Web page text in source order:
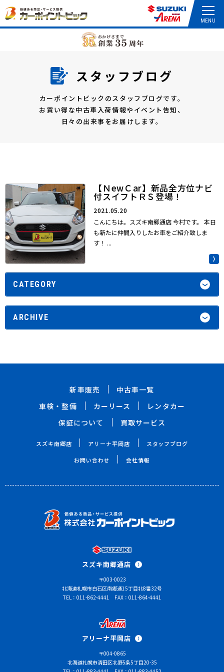
スタッフブログ
カーポイントビックのスタッフブログです。
お買い得な中古車入荷情報やイベント告知、
日々の出来事をお届けします。
【ＮewＣar】新品全方位ナビ
付スイフトＲＳ登場！
2021.05.20
こんにちは。スズキ南郷通店 今村です。 本日
も新たに仲間入りしたお車をご紹介致しま
す！ ...
CATEGORY
ARCHIVE
新車販売
中古車一覧
車検・整備
カーリース
レンタカー
保証について
買取サービス
スズキ南郷店 アリーナ平岡店 スタッフブログ
お問い合わせ 会社情報
スズキ南郷通店
〒003-0023
北海道札幌市白石区南郷通15丁目北8番32号
TEL：011-862-4441
FAX：011-864-4441
アリーナ平岡店
〒004-0865
北海道札幌市清田区北野5条5丁目20-35